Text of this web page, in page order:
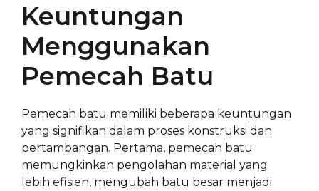
Keuntungan
Menggunakan
Pemecah Batu
Pemecah batu memiliki beberapa keuntungan
yang signifikan dalam proses konstruksi dan
pertambangan. Pertama, pemecah batu
memungkinkan pengolahan material yang
lebih efisien, mengubah batu besar menjadi